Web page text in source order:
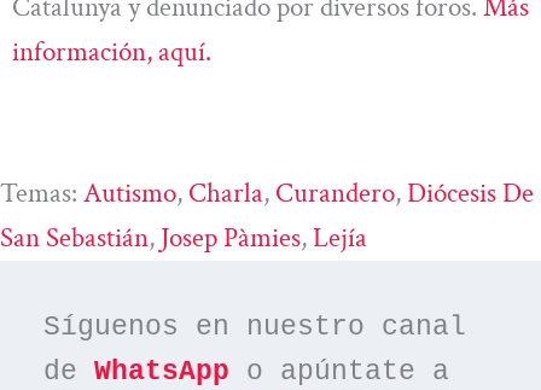
información, aquí.
Temas: Autismo, Charla, Curandero, Diócesis De
San Sebastián, Josep Pàmies, Lejía
Síguenos en nuestro canal
de WhatsApp o apúntate a